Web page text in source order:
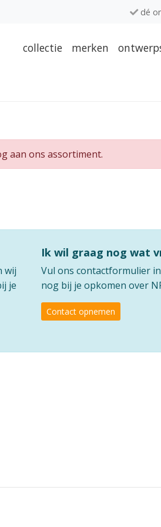
collectie merken
dé
aan ons assortiment.
wij
je
Ik wil graag nog wat
Vul ons contactformulier
nog bij je opkomen over
Contact opnemen